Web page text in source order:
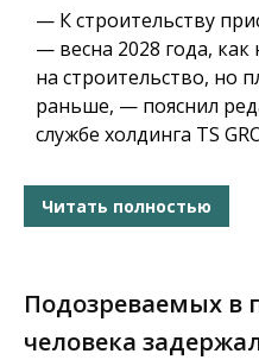
— К строительству
— весна 2028 года,
на строительство, но
раньше, — пояснил
службе холдинга TS
Читать полностью
Подозреваемых в
человека